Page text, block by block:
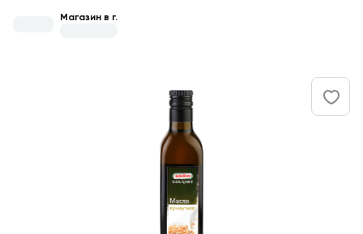
Магазин в г.